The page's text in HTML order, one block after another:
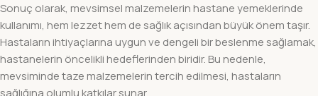
Sonuç olarak, mevsimsel malzemelerin hastane yemeklerinde
kullanımı, hem lezzet hem de sağlık açısından büyük önem taşır.
Hastaların ihtiyaçlarına uygun ve dengeli bir beslenme sağlamak,
hastanelerin öncelikli hedeflerinden biridir. Bu nedenle,
mevsiminde taze malzemelerin tercih edilmesi, hastaların
sağlığına olumlu katkılar sunar.